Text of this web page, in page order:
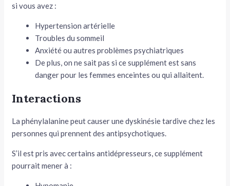
si vous avez :
Hypertension artérielle
Troubles du sommeil
Anxiété ou autres problèmes psychiatriques
De plus, on ne sait pas si ce supplément est sans
danger pour les femmes enceintes ou qui allaitent.
Interactions
La phénylalanine peut causer une dyskinésie tardive chez les
personnes qui prennent des antipsychotiques.
S’il est pris avec certains antidépresseurs, ce supplément
pourrait mener à :